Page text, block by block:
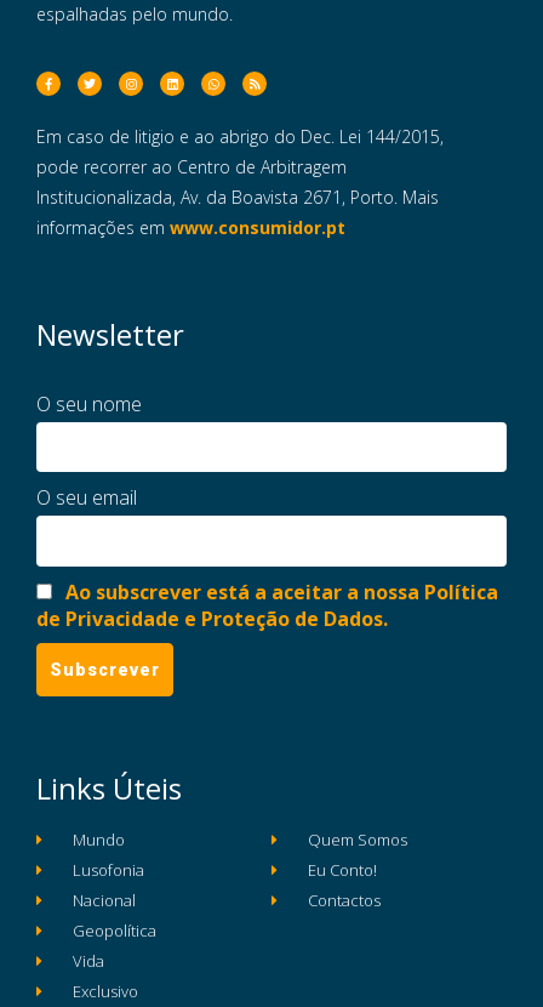
espalhadas pelo mundo.
Em caso de litigio e ao abrigo do Dec. Lei 144/2015,
pode recorrer ao Centro de Arbitragem
Institucionalizada, Av. da Boavista 2671, Porto. Mais
informações em www.consumidor.pt
Links Úteis
Mundo
Lusofonia
Nacional
Geopolítica
Vida
Exclusivo
Quem Somos
Eu Conto!
Contactos
Newsletter
O seu nome
O seu email
Ao subscrever está a aceitar a nossa Política
de Privacidade e Proteção de Dados.